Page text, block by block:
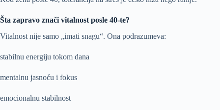
Šta zapravo znači vitalnost posle 40-te?
Vitalnost nije samo „imati snagu“. Ona podrazumeva:
stabilnu energiju tokom dana
mentalnu jasnoću i fokus
emocionalnu stabilnost